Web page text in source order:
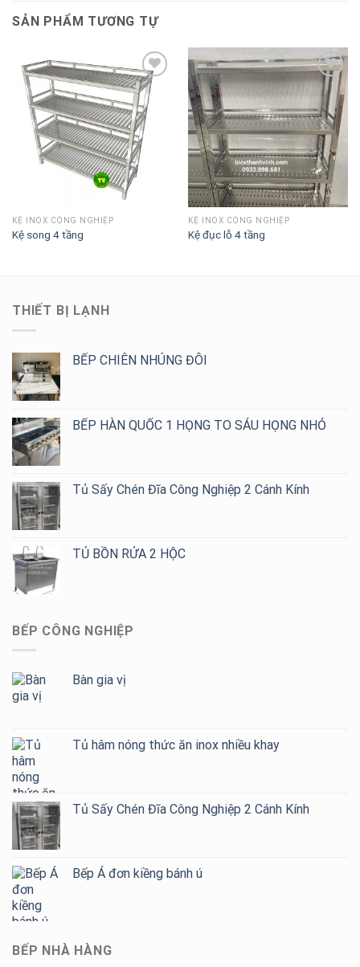
SẢN PHẨM TƯƠNG TỰ
Add to
Wishlist
KỆ INOX CÔNG NGHIỆP
Kệ song 4 tầng
Add to
Wishlist
KỆ INOX CÔNG NGHIỆP
Kệ đục lỗ 4 tầng
THIẾT BỊ LẠNH
BẾP CHIÊN NHÚNG ĐÔI
BẾP HÀN QUỐC 1 HỌNG TO SÁU HỌNG NHỎ
Tủ Sấy Chén Đĩa Công Nghiệp 2 Cánh Kính
TỦ BỒN RỬA 2 HỘC
BẾP CÔNG NGHIỆP
Bàn gia vị
Tủ hâm nóng thức ăn inox nhiều khay
Tủ Sấy Chén Đĩa Công Nghiệp 2 Cánh Kính
Bếp Á đơn kiềng bánh ú
BẾP NHÀ HÀNG